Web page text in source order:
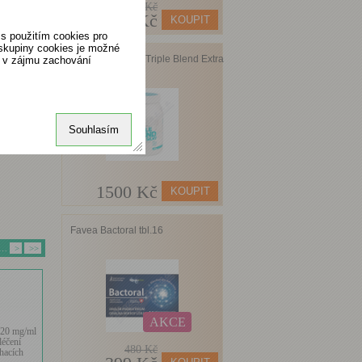
> >>
mg/ml
911 Kč
705 Kč
ALAVIS MAXIMA Triple Blend Extra
1500 Kč
AKCE
Favea Bactoral tbl.16
480 Kč
použitím cookies pro
cookies je možné
zájmu zachování
Souhlasím